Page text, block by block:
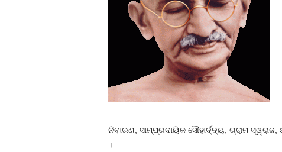
ନିବାରଣ, ସାମ୍ପ୍ରଦାୟିକ ସୌହାର୍ଦ୍ଦ୍ୟ, ଗ୍ରାମ
।